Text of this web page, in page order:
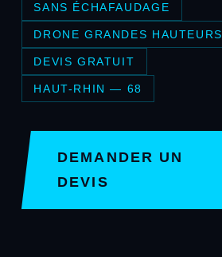
SANS ÉCHAFAUDAGE
DRONE GRANDES HAUTEURS
DEVIS GRATUIT
HAUT-RHIN — 68
DEMANDER UN
DEVIS